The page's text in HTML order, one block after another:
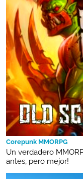
Corepunk MMORPG
Un verdadero
antes, pero mejor!